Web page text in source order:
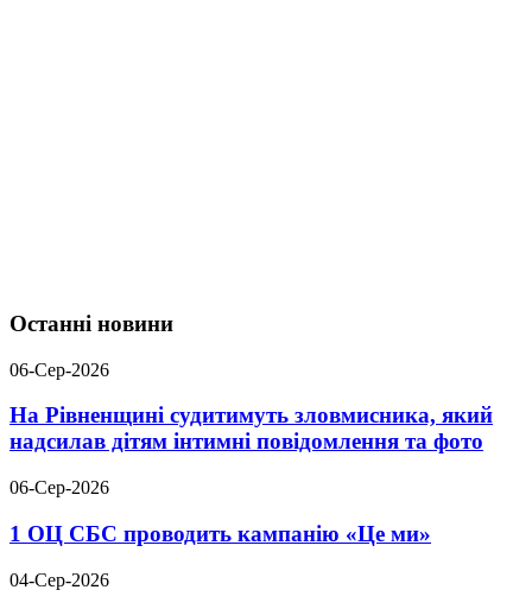
Останні новини
06-Сер-2026
На Рівненщині судитимуть зловмисника, який
надсилав дітям інтимні повідомлення та фото
06-Сер-2026
1 ОЦ СБС проводить кампанію «Це ми»
04-Сер-2026